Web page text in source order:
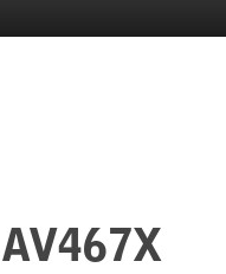
AV467X